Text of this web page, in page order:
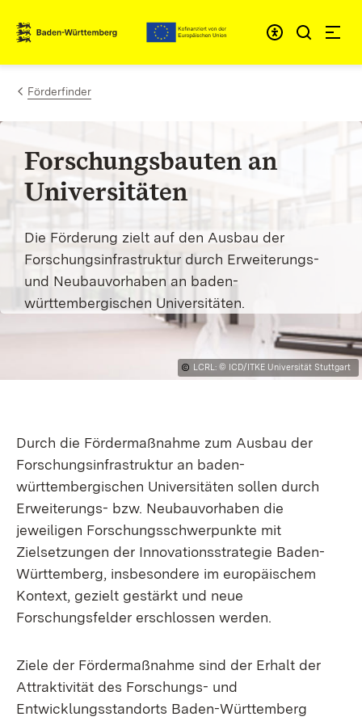
Zum Inhalt springen
Link zur Startseite
Förderfinder
Forschungsbauten an
Universitäten
Die Förderung zielt auf den Ausbau der
Forschungsinfrastruktur durch Erweiterungs-
und Neubauvorhaben an baden-
württembergischen Universitäten.
LCRL: © ICD/ITKE Universität Stuttgart
Durch die Fördermaßnahme zum Ausbau der
Forschungsinfrastruktur an baden-
württembergischen Universitäten sollen durch
Erweiterungs- bzw. Neubauvorhaben die
jeweiligen Forschungsschwerpunkte mit
Zielsetzungen der Innovationsstrategie Baden-
Württemberg, insbesondere im europäischem
Kontext, gezielt gestärkt und neue
Forschungsfelder erschlossen werden.
Ziele der Fördermaßnahme sind der Erhalt der
Attraktivität des Forschungs- und
Entwicklungsstandorts Baden-Württemberg